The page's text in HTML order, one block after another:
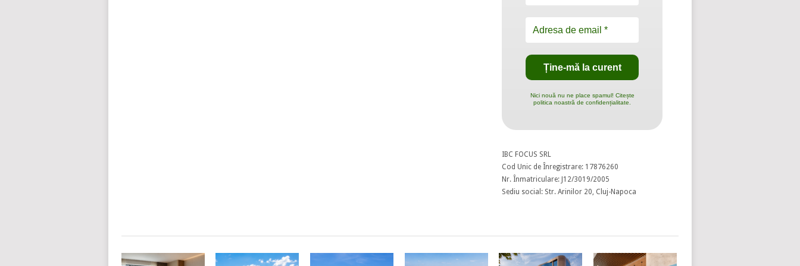
Nici nouă nu ne place spamul! Citește
politica noastră de confidențialitate.
IBC FOCUS SRL
Cod Unic de Înregistrare: 17876260
Nr. Înmatriculare: J12/3019/2005
Sediu social: Str. Arinilor 20, Cluj-Napoca